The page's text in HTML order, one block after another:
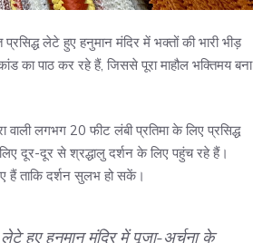
लेटे हुए हनुमान मंदिर में भक्तों की भारी भीड़
का पाठ कर रहे हैं, जिससे पूरा माहौल भक्तिमय बना
वाली लगभग 20 फीट लंबी प्रतिमा के लिए प्रसिद्ध
दूर-दूर से श्रद्धालु दर्शन के लिए पहुंच रहे हैं।
हैं ताकि दर्शन सुलभ हो सकें।
हुए हनुमान मंदिर में पूजा-अर्चना के